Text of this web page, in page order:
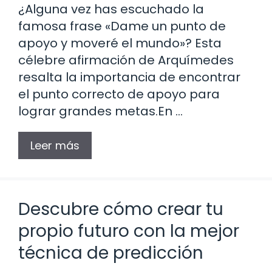
¿Alguna vez has escuchado la
famosa frase «Dame un punto de
apoyo y moveré el mundo»? Esta
célebre afirmación de Arquímedes
resalta la importancia de encontrar
el punto correcto de apoyo para
lograr grandes metas.En …
Leer más
Descubre cómo crear tu
propio futuro con la mejor
técnica de predicción